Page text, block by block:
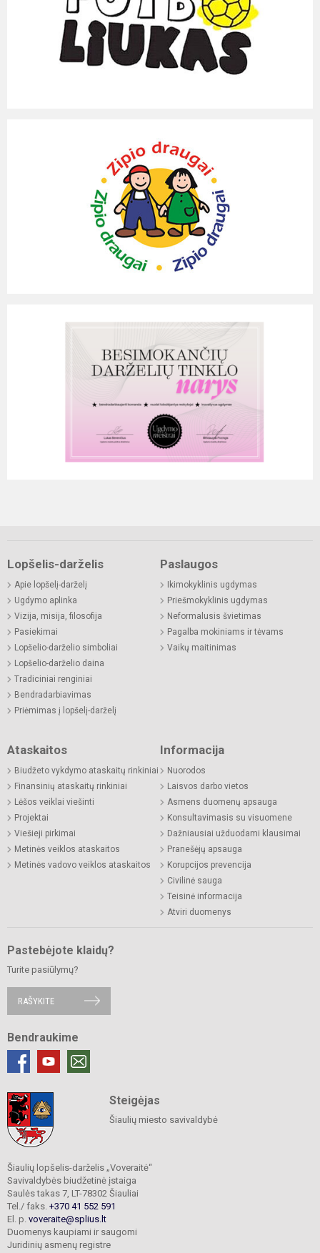
Lopšelis-darželis
Apie lopšelį-darželį
Ugdymo aplinka
Vizija, misija, filosofija
Pasiekimai
Lopšelio-darželio simboliai
Lopšelio-darželio daina
Tradiciniai renginiai
Bendradarbiavimas
Priėmimas į lopšelį-darželį
Paslaugos
Ikimokyklinis ugdymas
Priešmokyklinis ugdymas
Neformalusis švietimas
Pagalba mokiniams ir tėvams
Vaikų maitinimas
Ataskaitos
Biudžeto vykdymo ataskaitų rinkiniai
Finansinių ataskaitų rinkiniai
Lėšos veiklai viešinti
Projektai
Viešieji pirkimai
Metinės veiklos ataskaitos
Metinės vadovo veiklos ataskaitos
Informacija
Nuorodos
Laisvos darbo vietos
Asmens duomenų apsauga
Konsultavimasis su visuomene
Dažniausiai užduodami klausimai
Pranešėjų apsauga
Korupcijos prevencija
Civilinė sauga
Teisinė informacija
Atviri duomenys
Pastebėjote klaidų?
Turite pasiūlymų?
RAŠYKITE
Bendraukime
Steigėjas
Šiaulių miesto savivaldybė
Šiaulių lopšelis-darželis „Voveraitė“
Savivaldybės biudžetinė įstaiga
Saulės takas 7, LT-78302 Šiauliai
Tel./ faks. +370 41 552 591
El. p. voveraite@splius.lt
Duomenys kaupiami ir saugomi
Juridinių asmenų registre